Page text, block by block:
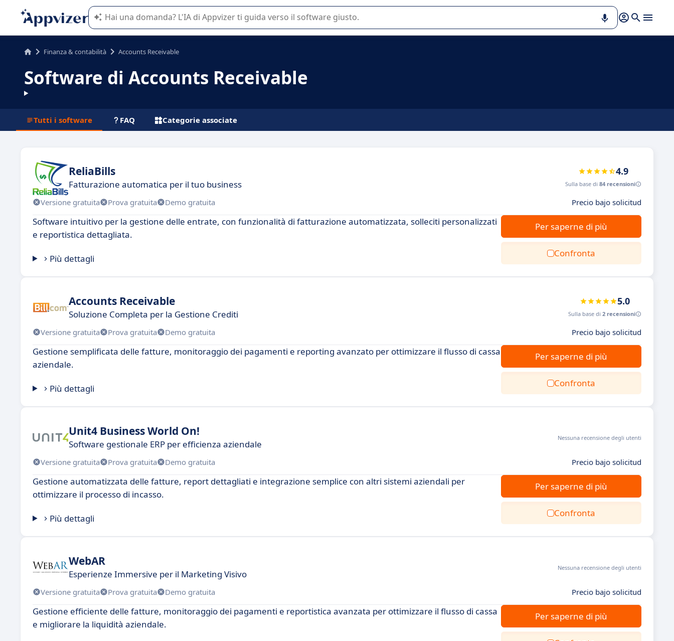
L'IA di Appvizer vi guida nell'utilizzo o nella scelta di un software SaaS per la vostra azienda.
Finanza & contabilità Accounts Receivable
Software di Accounts Receivable
Tutti i software FAQ Categorie associate
ReliaBills
Fatturazione automatica per il tuo business
4.9
Sulla base di 84 recensioni
Versione gratuita Prova gratuita Demo gratuita Precio bajo solicitud
Software intuitivo per la gestione delle entrate, con funzionalità di fatturazione automatizzata, solleciti personalizzati
e reportistica dettagliata.
Più dettagli
Per saperne di più
Confronta
Accounts Receivable
Soluzione Completa per la Gestione Crediti
5.0
Sulla base di 2 recensioni
Versione gratuita Prova gratuita Demo gratuita Precio bajo solicitud
Gestione semplificata delle fatture, monitoraggio dei pagamenti e reporting avanzato per ottimizzare il flusso di cassa
aziendale.
Più dettagli
Per saperne di più
Confronta
Unit4 Business World On!
Software gestionale ERP per efficienza aziendale
Nessuna recensione degli utenti
Versione gratuita Prova gratuita Demo gratuita Precio bajo solicitud
Gestione automatizzata delle fatture, report dettagliati e integrazione semplice con altri sistemi aziendali per
ottimizzare il processo di incasso.
Più dettagli
Per saperne di più
Confronta
WebAR
Esperienze Immersive per il Marketing Visivo
Nessuna recensione degli utenti
Versione gratuita Prova gratuita Demo gratuita Precio bajo solicitud
Gestione efficiente delle fatture, monitoraggio dei pagamenti e reportistica avanzata per ottimizzare il flusso di cassa
e migliorare la liquidità aziendale.
Per saperne di più